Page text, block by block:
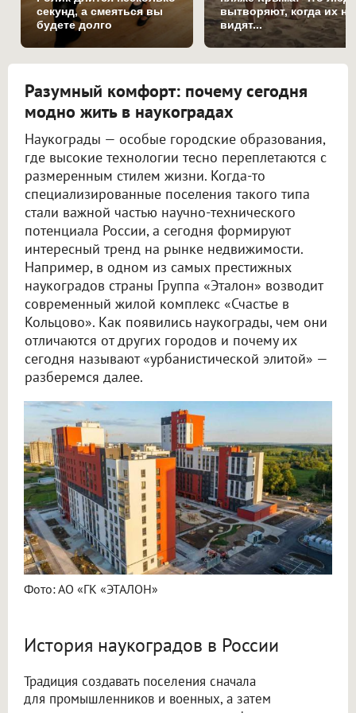
секунд, а смеяться вы
будете долго
вытворяют, когда их не
видят...
Разумный комфорт: почему сегодня
модно жить в наукоградах
Наукограды — особые городские образования,
где высокие технологии тесно переплетаются с
размеренным стилем жизни. Когда-то
специализированные поселения такого типа
стали важной частью научно-технического
потенциала России, а сегодня формируют
интересный тренд на рынке недвижимости.
Например, в одном из самых престижных
наукоградов страны Группа «Эталон» возводит
современный жилой комплекс «Счастье в
Кольцово». Как появились наукограды, чем они
отличаются от других городов и почему их
сегодня называют «урбанистической элитой» —
разберемся далее.
Фото: АО «ГК «ЭТАЛОН»
История наукоградов в России
Традиция создавать поселения сначала
для промышленников и военных, а затем